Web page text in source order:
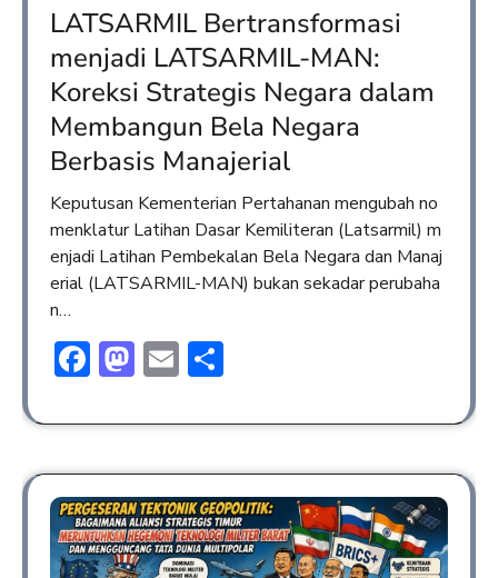
LATSARMIL Bertransformasi
menjadi LATSARMIL-MAN:
Koreksi Strategis Negara dalam
Membangun Bela Negara
Berbasis Manajerial
Keputusan Kementerian Pertahanan mengubah no
menklatur Latihan Dasar Kemiliteran (Latsarmil) m
enjadi Latihan Pembekalan Bela Negara dan Manaj
erial (LATSARMIL-MAN) bukan sekadar perubaha
n…
Facebook
Mastodon
Email